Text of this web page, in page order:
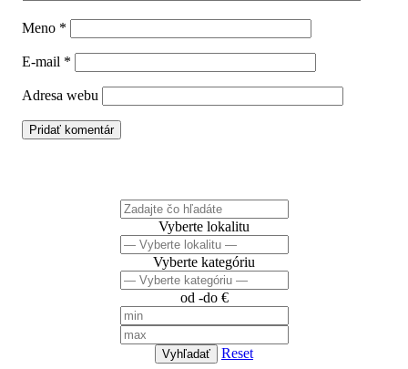
Meno *
E-mail *
Adresa webu
Vyberte lokalitu
Vyberte kategóriu
od -do €
Vyhľadať Reset